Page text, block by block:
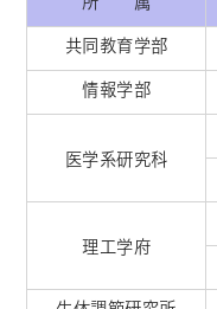
共同教育学部
情報学部
医学系研究科
理工学府